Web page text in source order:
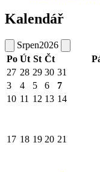
Kalendář
Srpen2026
Po Út St Čt
27 28 29 30 31
3
4 5 6 7
10 11 12 13 14
17 18 19 20 21